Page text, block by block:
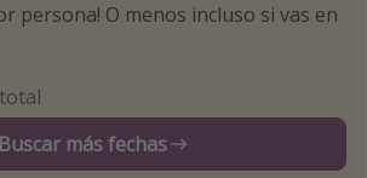
Activas
persona! O menos incluso si vas en
Buscar más fechas